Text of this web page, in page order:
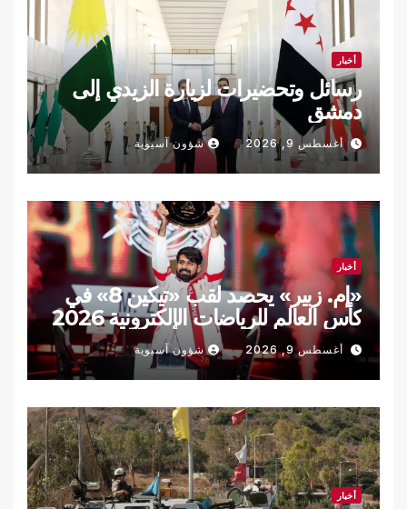
أخبار
رسائل وتحضيرات لزيارة الزيدي إلى
دمشق
أغسطس 9, 2026 شؤون آسيوية
أخبار
«إم. زبير» يحصد لقب «تيكين 8» في
كأس العالم للرياضات الإلكترونية 2026
أغسطس 9, 2026 شؤون آسيوية
أخبار